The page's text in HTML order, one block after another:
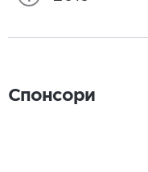
Спонсори